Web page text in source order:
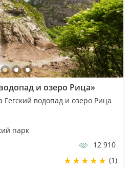
и озеро Рица»
Гегский водопад и озеро Рица
парк
12 910
(1)